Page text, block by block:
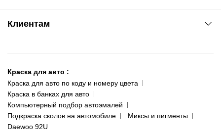
ул. Рабочая, 2-а
093 611-39-23
(ориентир: Интайм №40)
Одесса
пр-т Акад. Глушко, 29
066 554-97-70
Клиентам
Доставка и оплата
Сотрудничество
Наши публикации
Публичная оферта
Политика конфиденциальности
Краска для авто :
Краска для авто по коду и номеру цвета
Краска в банках для авто
Компьютерный подбор автоэмалей
Подкраска сколов на автомобиле
Миксы и пигменты
Daewoo 92U